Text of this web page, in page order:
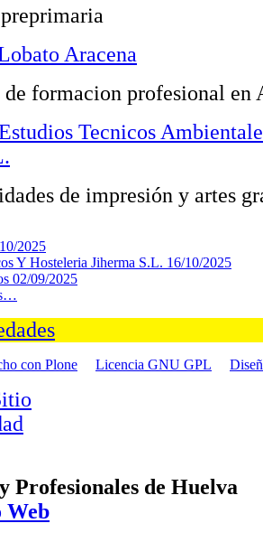
Aracena
de formacion profesional en
Tecnicos
de impresión y artes
2025
Y Hosteleria Jiherma S.L. 16/10/2025
02/09/2025
con Plone Licencia GNU GPL
Profesionales de Huelva
Web